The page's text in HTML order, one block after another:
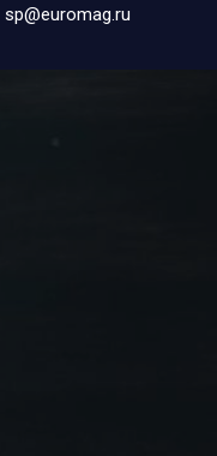
sp@euromag.ru